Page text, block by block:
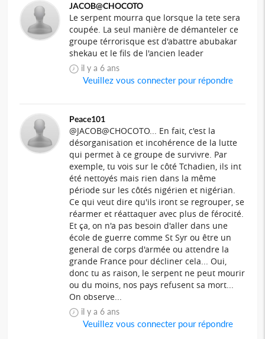
JACOB@CHOCOTO
Le serpent mourra que lorsque la tete sera
coupée. La seul manière de démanteler ce
groupe térrorisque est d'abattre abubakar
shekau et le fils de l'ancien leader
il y a 6 ans
Veuillez vous connecter pour répondre
Peace101
@JACOB@CHOCOTO... En fait, c'est la
désorganisation et incohérence de la lutte
qui permet à ce groupe de survivre. Par
exemple, tu vois sur le côté Tchadien, ils int
été nettoyés mais rien dans la même
période sur les côtés nigérien et nigérian.
Ce qui veut dire qu'ils iront se regrouper, se
réarmer et réattaquer avec plus de férocité.
Et ça, on n'a pas besoin d'aller dans une
école de guerre comme St Syr ou être un
general de corps d'armée ou attendre la
grande France pour décliner cela... Oui,
donc tu as raison, le serpent ne peut mourir
ou du moins, nos pays refusent sa mort...
On observe...
il y a 6 ans
Veuillez vous connecter pour répondre